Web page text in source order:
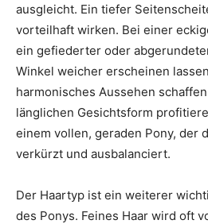
ausgleicht. Ein tiefer
vorteilhaft wirken. Bei einer
ein gefiederter oder
Winkel weicher erscheinen
harmonisches Aussehen
länglichen Gesichtsform
einem vollen, geraden Pony, der
verkürzt und ausbalanciert.
Der Haartyp ist ein weiterer
des Ponys. Feines Haar wird oft